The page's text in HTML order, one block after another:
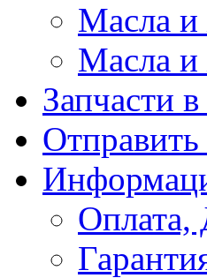
Масла и
Масла и
Запчасти
Отправить
Оплата,